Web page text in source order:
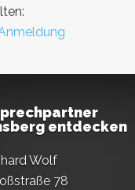
entdecken
Wolf
78